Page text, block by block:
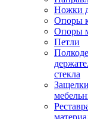
Ножки
Опоры
Опоры
Петли
стекла
Защелки